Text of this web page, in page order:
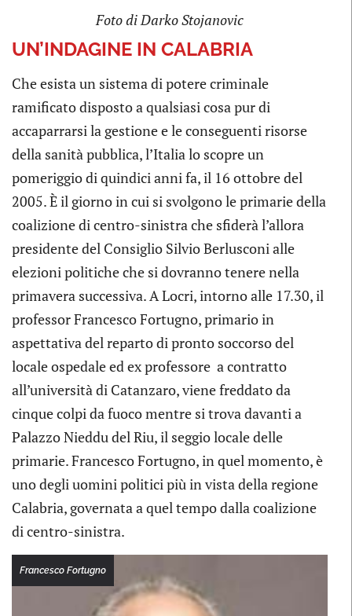
Foto di Darko Stojanovic
UN’INDAGINE IN CALABRIA
Che esista un sistema di potere criminale
ramificato disposto a qualsiasi cosa pur di
accaparrarsi la gestione e le conseguenti risorse
della sanità pubblica, l’Italia lo scopre un
pomeriggio di quindici anni fa, il 16 ottobre del
2005. È il giorno in cui si svolgono le primarie della
coalizione di centro-sinistra che sfiderà l’allora
presidente del Consiglio Silvio Berlusconi alle
elezioni politiche che si dovranno tenere nella
primavera successiva. A Locri, intorno alle 17.30, il
professor Francesco Fortugno, primario in
aspettativa del reparto di pronto soccorso del
locale ospedale ed ex professore a contratto
all’università di Catanzaro, viene freddato da
cinque colpi da fuoco mentre si trova davanti a
Palazzo Nieddu del Riu, il seggio locale delle
primarie. Francesco Fortugno, in quel momento, è
uno degli uomini politici più in vista della regione
Calabria, governata a quel tempo dalla coalizione
di centro-sinistra.
Francesco Fortugno